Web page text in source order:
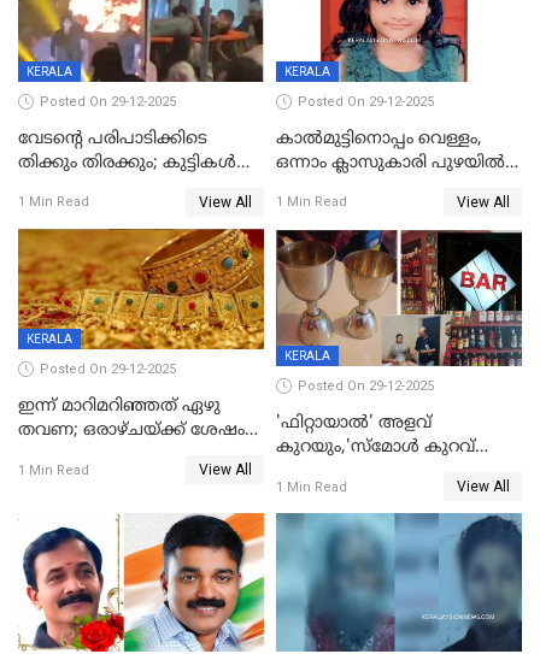
KERALA
Posted On 29-12-2025
വേടന്റെ പരിപാടിക്കിടെ
തിക്കും തിരക്കും; കുട്ടികള്‍
പരിക്ക്; പാളം മറികടന്ന
യുവാവ് ട്രെയിന്‍ തട്ടി മരിച്ചു
1 Min Read View All
KERALA
Posted On 29-12-2025
കാൽമുട്ടിനൊപ്പം വെള്ളം,
ഒന്നാം ക്ലാസുകാരി പുഴയിൽ
കുട്ടികൾക്കൊപ്പം
കളിക്കുന്നതിനിടെ
1 Min Read View All
KERALA
Posted On 29-12-2025
ഇന്ന് മാറിമറിഞ്ഞത് ഏഴു
തവണ; ഒരാഴ്ചയ്ക്ക് ശേഷം
1 Min Read View All
KERALA
Posted On 29-12-2025
'ഫിറ്റായാൽ' അളവ്
കുറയും,'സ്‌മോൾ കുറവ്
പിഴ
1 Min Read View All